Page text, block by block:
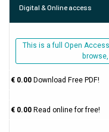
Digital & Online access
This is a full Open
€ 0.00Download Free PDF!
€ 0.00Read online for free!